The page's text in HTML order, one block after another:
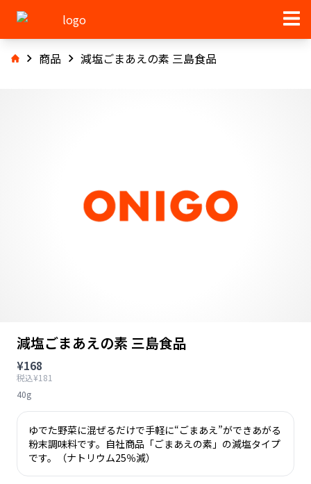
商品 減塩ごまあえの素 三島食品
減塩ごまあえの素 三島食品
¥168
税込¥181
40g
ゆでた野菜に混ぜるだけで手軽に“ごまあえ”ができあがる
粉末調味料です。自社商品「ごまあえの素」の減塩タイプ
です。（ナトリウム25％減）